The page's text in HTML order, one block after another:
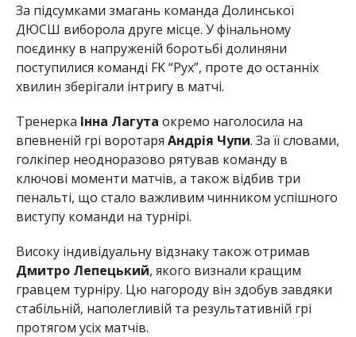
За підсумками змагань команда Долинської
ДЮСШ виборола друге місце. У фінальному
поєдинку в напруженій боротьбі долиняни
поступилися команді FK “Рух”, проте до останніх
хвилин зберігали інтригу в матчі.
Тренерка Інна Лагута окремо наголосила на
впевненій грі воротаря Андрія Чупи. За її словами,
голкіпер неодноразово рятував команду в
ключові моменти матчів, а також відбив три
пенальті, що стало важливим чинником успішного
виступу команди на турнірі.
Високу індивідуальну відзнаку також отримав
Дмитро Лепецький, якого визнали кращим
гравцем турніру. Цю нагороду він здобув завдяки
стабільній, наполегливій та результативній грі
протягом усіх матчів.